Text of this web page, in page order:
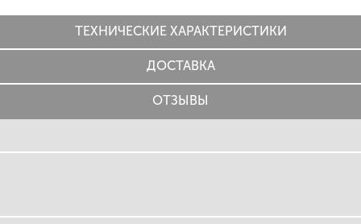
ТЕХНИЧЕСКИЕ ХАРАКТЕРИСТИКИ
ДОСТАВКА
ОТЗЫВЫ